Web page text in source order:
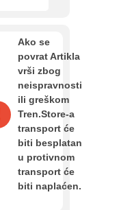
Ako se
povrat Artikla
vrši zbog
neispravnosti
ili greškom
Tren.Store-a
transport će
biti besplatan
u protivnom
transport će
biti naplaćen.
o dostavi
kupca
odredbe
banka VISA
Card do 36 rata